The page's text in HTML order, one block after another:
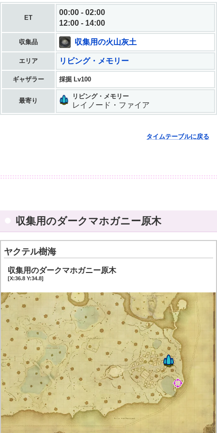
ET
00:00 - 02:00
12:00 - 14:00
収集品 収集用の火山灰土
エリア リビング・メモリー
ギャザラー 採掘 Lv100
最寄り
リビング・メモリー
レイノード・ファイア
タイムテーブルに戻る
収集用のダークマホガニー原木
ヤクテル樹海
収集用のダークマホガニー原木
[X:36.8 Y:34.8]